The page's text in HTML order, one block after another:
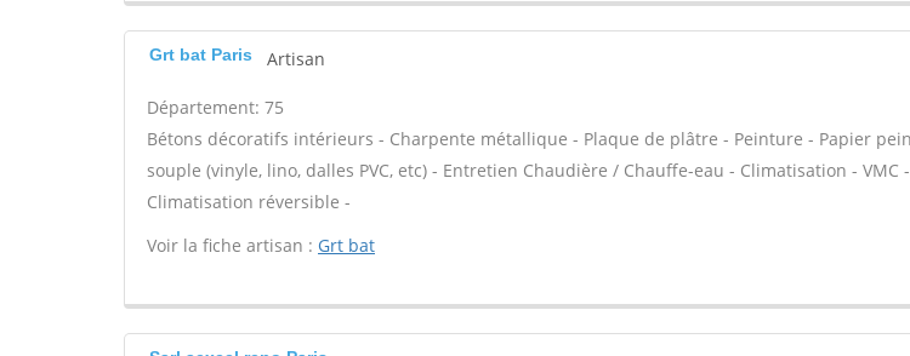
Grt bat Paris Artisan
Département: 75
Bétons décoratifs intérieurs - Charpente métallique - Plaque de plâtre - Peinture - Papier
souple (vinyle, lino, dalles PVC, etc) - Entretien Chaudière / Chauffe-eau - Climatisation - VMC -
Climatisation réversible -
Voir la fiche artisan : Grt bat